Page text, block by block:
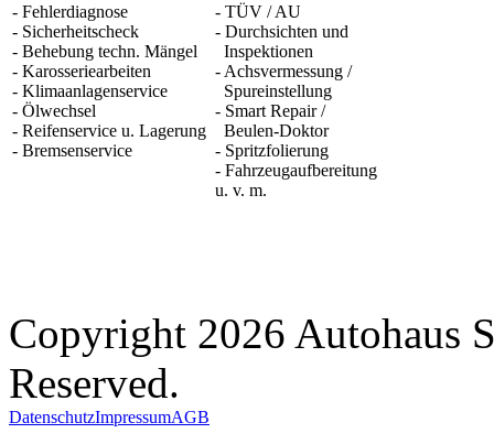
- Fehlerdiagnose
- Sicherheitscheck
- Behebung techn. Mängel
- Karosseriearbeiten
- Klimaanlagenservice
- Ölwechsel
- Reifenservice u. Lagerung
- Bremsenservice
- TÜV / AU
- Durchsichten und
Inspektionen
- Achsvermessung /
Spureinstellung
- Smart Repair /
Beulen-Doktor
- Spritzfolierung
- Fahrzeugaufbereitung
u. v. m.
Copyright 2026 Autohaus
Reserved.
DatenschutzImpressumAGB